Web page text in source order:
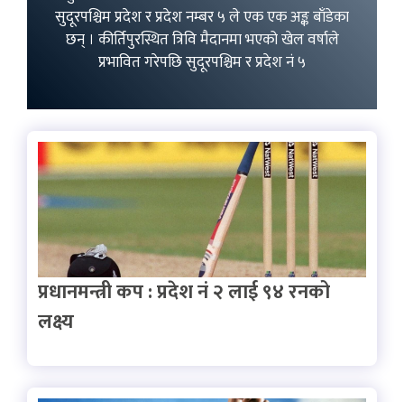
सुदूरपश्चिम प्रदेश र प्रदेश नम्बर ५ ले एक एक अङ्क बाँडेका
छन् । कीर्तिपुरस्थित त्रिवि मैदानमा भएको खेल वर्षाले
प्रभावित गरेपछि सुदूरपश्चिम र प्रदेश नं ५
प्रधानमन्त्री कप : प्रदेश नं २ लाई ९४ रनको
लक्ष्य